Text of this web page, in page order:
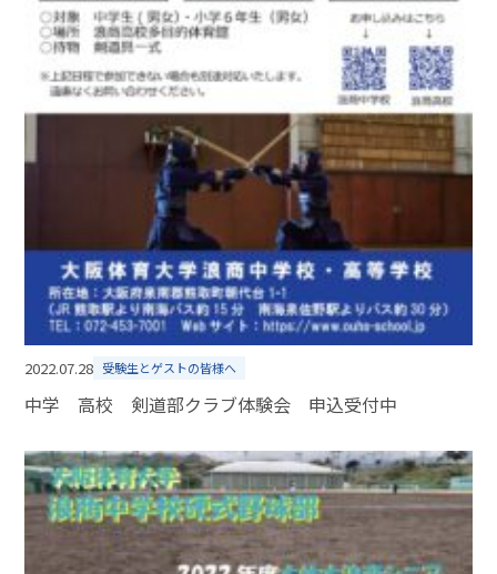
2022.07.28 受験生とゲストの皆様へ
中学 高校 剣道部クラブ体験会 申込受付中